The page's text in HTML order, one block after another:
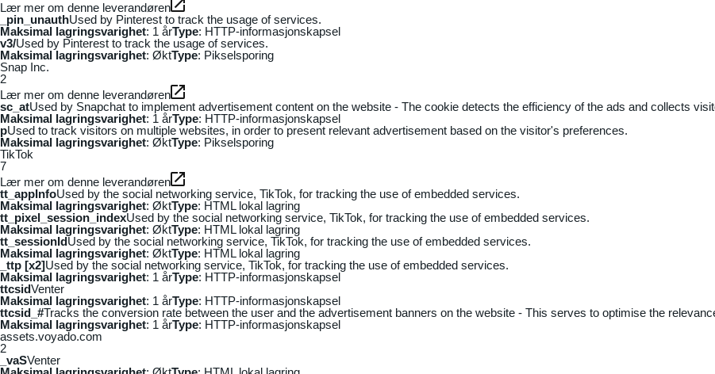
Lær mer om denne leverandøren
_pin_unauthUsed by Pinterest to track the usage of services.
Maksimal lagringsvarighet: 1 årType: HTTP-informasjonskapsel
v3/Used by Pinterest to track the usage of services.
Maksimal lagringsvarighet: ØktType: Pikselsporing
Snap Inc.
2
Lær mer om denne leverandøren
sc_atUsed by Snapchat to implement advertisement content on the website - The cookie detects the efficiency of the ads and collects
Maksimal lagringsvarighet: 1 årType: HTTP-informasjonskapsel
pUsed to track visitors on multiple websites, in order to present relevant advertisement based on the visitor's preferences.
Maksimal lagringsvarighet: ØktType: Pikselsporing
TikTok
7
Lær mer om denne leverandøren
tt_appInfoUsed by the social networking service, TikTok, for tracking the use of embedded services.
Maksimal lagringsvarighet: ØktType: HTML lokal lagring
tt_pixel_session_indexUsed by the social networking service, TikTok, for tracking the use of embedded services.
Maksimal lagringsvarighet: ØktType: HTML lokal lagring
tt_sessionIdUsed by the social networking service, TikTok, for tracking the use of embedded services.
Maksimal lagringsvarighet: ØktType: HTML lokal lagring
_ttp [x2]Used by the social networking service, TikTok, for tracking the use of embedded services.
Maksimal lagringsvarighet: 1 årType: HTTP-informasjonskapsel
ttcsidVenter
Maksimal lagringsvarighet: 1 årType: HTTP-informasjonskapsel
ttcsid_#Tracks the conversion rate between the user and the advertisement banners on the website - This serves to optimise the
Maksimal lagringsvarighet: 1 årType: HTTP-informasjonskapsel
assets.voyado.com
2
_vaSVenter